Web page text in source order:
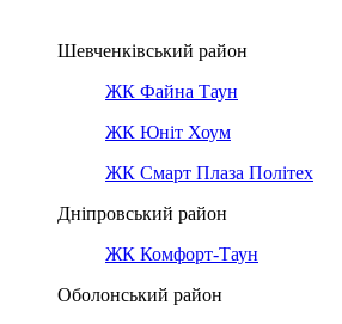
Шевченківський район
ЖК Файна Таун
ЖК Юніт Хоум
ЖК Смарт Плаза Політех
Дніпровський район
ЖК Комфорт-Таун
Оболонський район